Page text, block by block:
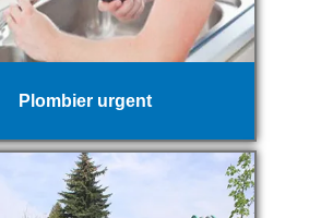
Plombier urgent